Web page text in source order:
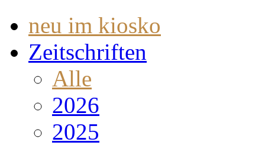
neu im kiosko
Zeitschriften
Alle
2026
2025